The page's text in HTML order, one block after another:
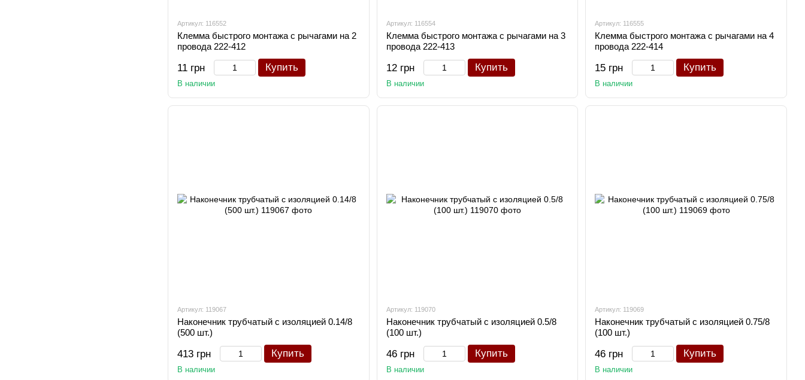
Артикул: 116552
Клемма быстрого монтажа с рычагами на 2
провода 222-412
11 грн Купить
В наличии
Артикул: 116554
Клемма быстрого монтажа с рычагами на 3
провода 222-413
12 грн Купить
В наличии
Артикул: 116555
Клемма быстрого монтажа с рычагами на 4
провода 222-414
15 грн Купить
В наличии
Артикул: 119067
Наконечник трубчатый с изоляцией 0.14/8
(500 шт.)
413 грн Купить
В наличии
Артикул: 119070
Наконечник трубчатый с изоляцией 0.5/8
(100 шт.)
46 грн Купить
В наличии
Артикул: 119069
Наконечник трубчатый с изоляцией 0.75/8
(100 шт.)
46 грн Купить
В наличии